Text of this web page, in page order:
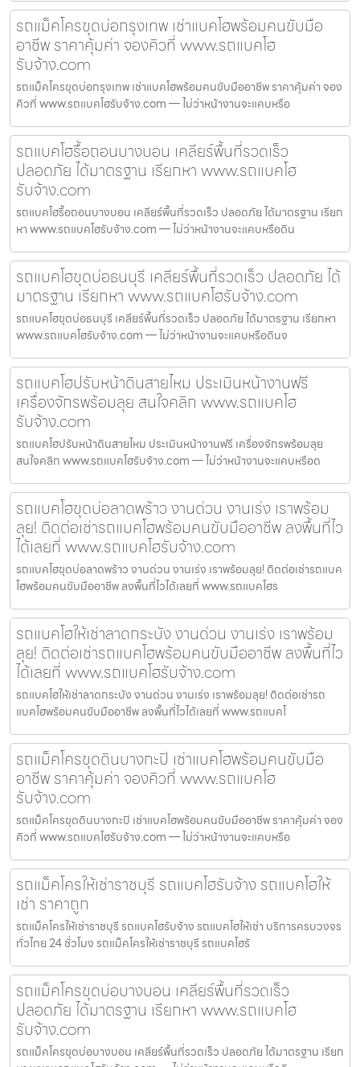
รถแม็คโครขุดบ่อกรุงเทพ เช่าแบคโฮพร้อมคนขับมือ
อาชีพ ราคาคุ้มค่า จองคิวที่ www.รถแบคโฮ
รับจ้าง.com
รถแม็คโครขุดบ่อกรุงเทพ เช่าแบคโฮพร้อมคนขับมืออาชีพ ราคาคุ้มค่า จอง
คิวที่ www.รถแบคโฮรับจ้าง.com — ไม่ว่าหน้างานจะแคบหรือ
รถแบคโฮรื้อถอนบางบอน เคลียร์พื้นที่รวดเร็ว
ปลอดภัย ได้มาตรฐาน เรียกหา www.รถแบคโฮ
รับจ้าง.com
รถแบคโฮรื้อถอนบางบอน เคลียร์พื้นที่รวดเร็ว ปลอดภัย ได้มาตรฐาน เรียก
หา www.รถแบคโฮรับจ้าง.com — ไม่ว่าหน้างานจะแคบหรือดิน
รถแบคโฮขุดบ่อธนบุรี เคลียร์พื้นที่รวดเร็ว ปลอดภัย ได้
มาตรฐาน เรียกหา www.รถแบคโฮรับจ้าง.com
รถแบคโฮขุดบ่อธนบุรี เคลียร์พื้นที่รวดเร็ว ปลอดภัย ได้มาตรฐาน เรียกหา
www.รถแบคโฮรับจ้าง.com — ไม่ว่าหน้างานจะแคบหรือดินจ
รถแบคโฮปรับหน้าดินสายไหม ประเมินหน้างานฟรี
เครื่องจักรพร้อมลุย สนใจคลิก www.รถแบคโฮ
รับจ้าง.com
รถแบคโฮปรับหน้าดินสายไหม ประเมินหน้างานฟรี เครื่องจักรพร้อมลุย
สนใจคลิก www.รถแบคโฮรับจ้าง.com — ไม่ว่าหน้างานจะแคบหรือด
รถแบคโฮขุดบ่อลาดพร้าว งานด่วน งานเร่ง เราพร้อม
ลุย! ติดต่อเช่ารถแบคโฮพร้อมคนขับมืออาชีพ ลงพื้นที่ไว
ได้เลยที่ www.รถแบคโฮรับจ้าง.com
รถแบคโฮขุดบ่อลาดพร้าว งานด่วน งานเร่ง เราพร้อมลุย! ติดต่อเช่ารถแบค
โฮพร้อมคนขับมืออาชีพ ลงพื้นที่ไวได้เลยที่ www.รถแบคโฮร
รถแบคโฮให้เช่าลาดกระบัง งานด่วน งานเร่ง เราพร้อม
ลุย! ติดต่อเช่ารถแบคโฮพร้อมคนขับมืออาชีพ ลงพื้นที่ไว
ได้เลยที่ www.รถแบคโฮรับจ้าง.com
รถแบคโฮให้เช่าลาดกระบัง งานด่วน งานเร่ง เราพร้อมลุย! ติดต่อเช่ารถ
แบคโฮพร้อมคนขับมืออาชีพ ลงพื้นที่ไวได้เลยที่ www.รถแบคโ
รถแม็คโครขุดดินบางกะปิ เช่าแบคโฮพร้อมคนขับมือ
อาชีพ ราคาคุ้มค่า จองคิวที่ www.รถแบคโฮ
รับจ้าง.com
รถแม็คโครขุดดินบางกะปิ เช่าแบคโฮพร้อมคนขับมืออาชีพ ราคาคุ้มค่า จอง
คิวที่ www.รถแบคโฮรับจ้าง.com — ไม่ว่าหน้างานจะแคบหรือ
รถแม็คโครให้เช่าราชบุรี รถแบคโฮรับจ้าง รถแบคโฮให้
เช่า ราคาถูก
รถแม็คโครให้เช่าราชบุรี รถแบคโฮรับจ้าง รถแบคโฮให้เช่า บริการครบวงจร
ทั่วไทย 24 ชั่วโมง รถแม็คโครให้เช่าราชบุรี รถแบคโฮรั
รถแม็คโครขุดบ่อบางบอน เคลียร์พื้นที่รวดเร็ว
ปลอดภัย ได้มาตรฐาน เรียกหา www.รถแบคโฮ
รับจ้าง.com
รถแม็คโครขุดบ่อบางบอน เคลียร์พื้นที่รวดเร็ว ปลอดภัย ได้มาตรฐาน เรียก